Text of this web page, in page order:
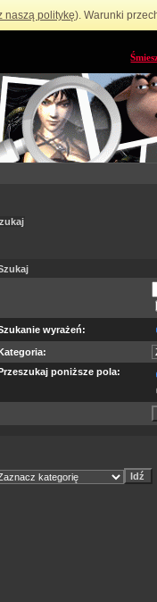
naszą politykę). Warunki
wyrażeń:
poniższe pola: